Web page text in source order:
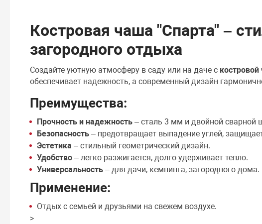
Костровая чаша "Спарта" –
загородного отдыха
Создайте уютную атмосферу в саду или на даче с
обеспечивает надежность, а современный дизайн
Преимущества:
Прочность и надежность – сталь 3 мм и двойной сварной
Безопасность – предотвращает выпадение углей,
Эстетика – стильный геометрический дизайн.
Удобство – легко разжигается, долго удерживает тепло.
Универсальность – для дачи, кемпинга, загородного дома.
Применение:
Отдых с семьей и друзьями на свежем воздухе.
>